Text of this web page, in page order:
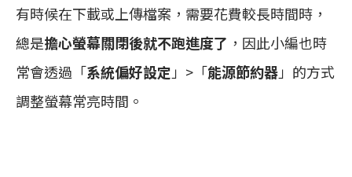
有時候在下載或上傳檔案，需要花費較長時間時，
總是擔心螢幕關閉後就不跑進度了 ，因此小編也時
常會透過「系統偏好設定 」>「能源節約器」的方式
調整螢幕常亮時間。